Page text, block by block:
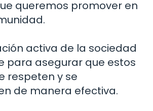
queremos promover en
activa de la sociedad
para asegurar que estos
respeten y se
de manera efectiva.